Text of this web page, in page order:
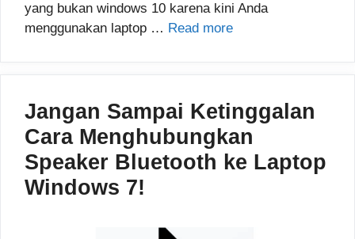
yang bukan windows 10 karena kini Anda
menggunakan laptop … Read more
Jangan Sampai Ketinggalan
Cara Menghubungkan
Speaker Bluetooth ke Laptop
Windows 7!